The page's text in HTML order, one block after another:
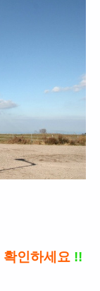
확인하세요 !!